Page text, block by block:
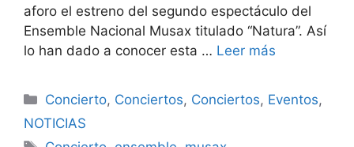
aforo el estreno del segundo espectáculo del
Ensemble Nacional Musax titulado “Natura”. Así
lo han dado a conocer esta … Leer más
Categorías
Concierto, Conciertos, Conciertos, Eventos,
NOTICIAS
Etiquetas